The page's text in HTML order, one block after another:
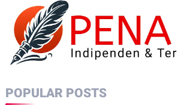
POPULAR POSTS